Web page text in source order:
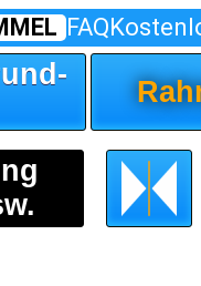
FAQ